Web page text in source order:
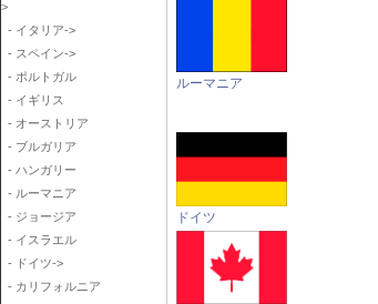
>
- イタリア->
- スペイン->
- ポルトガル
- イギリス
- オーストリア
- ブルガリア
- ハンガリー
- ルーマニア
- ジョージア
- イスラエル
- ドイツ->
- カリフォルニア
ルーマニア
ドイツ